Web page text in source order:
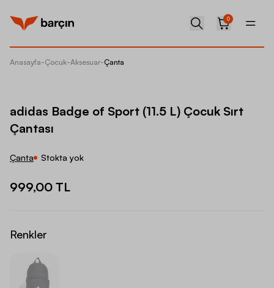
0
Anasayfa-Çocuk-Aksesuar-Çanta
adidas Badge of Sport (11.5 L) Çocuk Sırt
Çantası
Çanta Stokta yok
999,00 TL
Renkler